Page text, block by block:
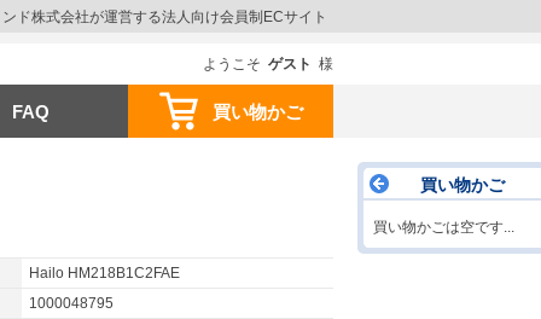
ようこそ ゲスト 様
ド株式会社が運営する法人向け会員制ECサイト
FAQ 買い物かご
Hailo HM218B1C2FAE
1000048795
買い物かご
買い物かごは空です...